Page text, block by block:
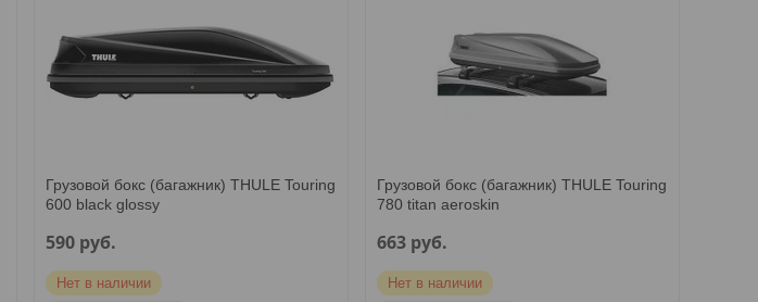
Грузовой бокс (багажник) THULE Touring
600 black glossy
590 руб.
Нет в наличии
Грузовой бокс (багажник) THULE Touring
780 titan aeroskin
663 руб.
Нет в наличии